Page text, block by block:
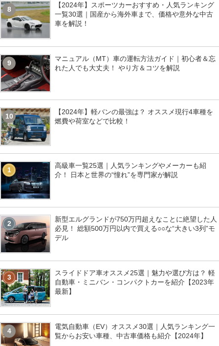
8
【2024年】スポーツカーおすすめ・人気ランキング
一覧30選｜国産から海外車まで、価格や意外な中古
車を解説！
9
マニュアル（MT）車の運転方法ガイド｜初心者＆忘
れた人でも大丈夫！ やり方＆コツを解説
10
【2024年】軽バンの最強は？ オススメ現行4車種を
燃費や荷室などで比較！
1
高級車一覧25選｜人気ランキングやメーカーも紹
介！ 日本と世界の“憧れ”を専門家が解説
2
新型エルグランドが750万円超えなことに絶望した人
必見！ 総額500万円以内で買える○○な“大きい3列”モ
デル
3
スライドドア車オススメ25選｜魅力や選び方は？ 軽
自動車・ミニバン・コンパクトカーを紹介【2023年
最新】
4
電気自動車（EV）オススメ30選｜人気ランキング一
覧からお安い車種、中古車価格も紹介【2024年】